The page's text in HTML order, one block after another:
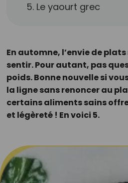
5. Le yaourt grec
En automne, l’envie de
sentir. Pour autant, pas
poids. Bonne nouvelle si
la ligne sans renoncer au
certains aliments sains
et légèreté ! En voici 5.